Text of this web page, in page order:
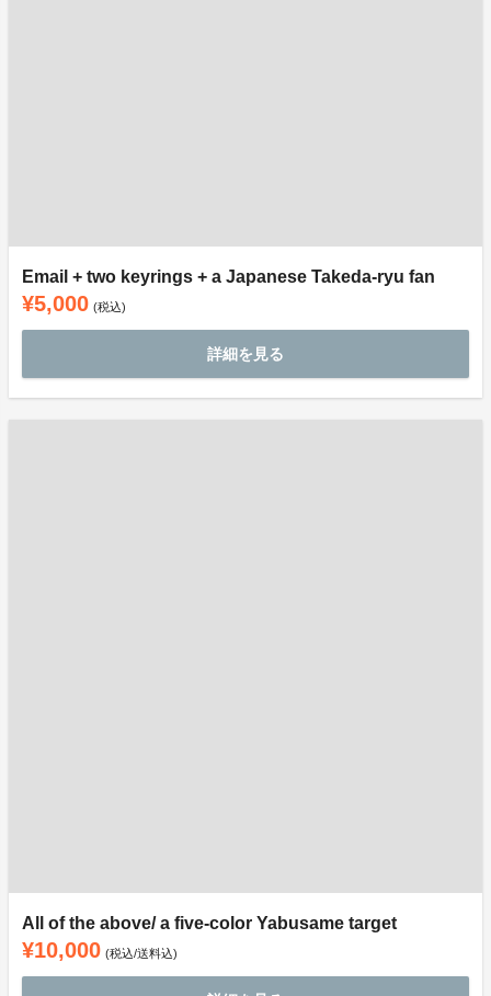
Email + two keyrings + a Japanese Takeda-ryu fan
¥5,000 (税込)
詳細を見る
All of the above/ a five-color Yabusame target
¥10,000 (税込/送料込)